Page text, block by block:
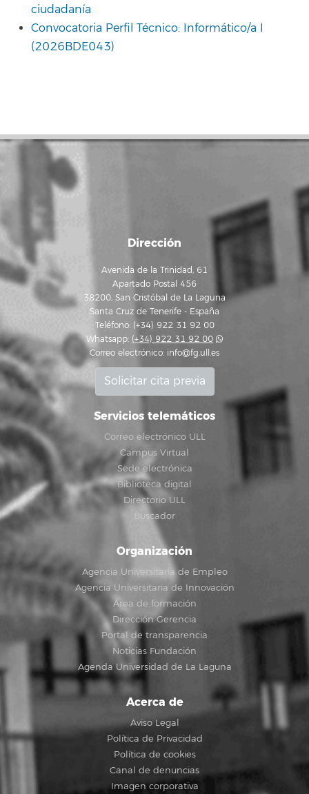
ciudadanía
Convocatoria Perfil Técnico: Informático/a I
(2026BDE043)
Dirección
Avenida de la Trinidad, 61
Apartado Postal 456
38200, San Cristóbal de La Laguna
Santa Cruz de Tenerife - España
Teléfono: (+34) 922 31 92 00
Whatsapp: (+34) 922 31 92 00
Correo electrónico: info@fg.ull.es
Solicitar cita previa
Servicios telemáticos
Correo electrónico ULL
Campus Virtual
Sede electrónica
Biblioteca digital
Directorio ULL
Buscador
Organización
Agencia Universitaria de Empleo
Agencia Universitaria de Innovación
Área de formación
Dirección Gerencia
Portal de transparencia
Noticias Fundación
Agenda Universidad de La Laguna
Acerca de
Aviso Legal
Política de Privacidad
Política de cookies
Canal de denuncias
Imagen corporativa